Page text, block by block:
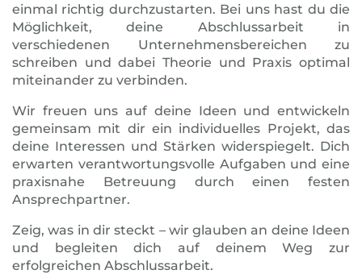
einmal richtig durchzustarten. Bei uns hast du die
Möglichkeit, deine Abschlussarbeit in
verschiedenen Unternehmensbereichen zu
schreiben und dabei Theorie und Praxis optimal
miteinander zu verbinden.
Wir freuen uns auf deine Ideen und entwickeln
gemeinsam mit dir ein individuelles Projekt, das
deine Interessen und Stärken widerspiegelt. Dich
erwarten verantwortungsvolle Aufgaben und eine
praxisnahe Betreuung durch einen festen
Ansprechpartner.
Zeig, was in dir steckt – wir glauben an deine Ideen
und begleiten dich auf deinem Weg zur
erfolgreichen Abschlussarbeit.